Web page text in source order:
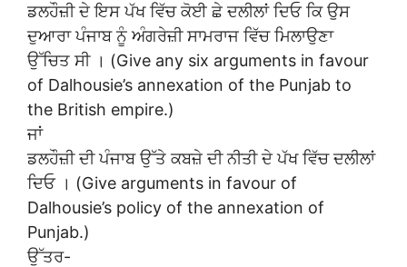
ਡਲਹੌਜ਼ੀ ਦੇ ਇਸ ਪੱਖ ਵਿੱਚ ਕੋਈ ਛੇ ਦਲੀਲਾਂ ਦਿਓ ਕਿ ਉਸ
ਦੁਆਰਾ ਪੰਜਾਬ ਨੂੰ ਅੰਗਰੇਜ਼ੀ ਸਾਮਰਾਜ ਵਿੱਚ ਮਿਲਾਉਣਾ
ਉੱਚਿਤ ਸੀ । (Give any six arguments in favour
of Dalhousie’s annexation of the Punjab to
the British empire.)
ਜਾਂ
ਡਲਹੌਜ਼ੀ ਦੀ ਪੰਜਾਬ ਉੱਤੇ ਕਬਜ਼ੇ ਦੀ ਨੀਤੀ ਦੇ ਪੱਖ ਵਿੱਚ ਦਲੀਲਾਂ
ਦਿਓ । (Give arguments in favour of
Dalhousie’s policy of the annexation of
Punjab.)
ਉੱਤਰ-